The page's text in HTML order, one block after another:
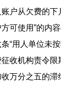
户从欠费的
可使用”的内
“用人单位未
收机构责令
万分之五的滞